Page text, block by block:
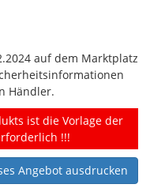
auf dem Marktplatz
Händler.
ist die Vorlage der
!!!
Angebot ausdrucken